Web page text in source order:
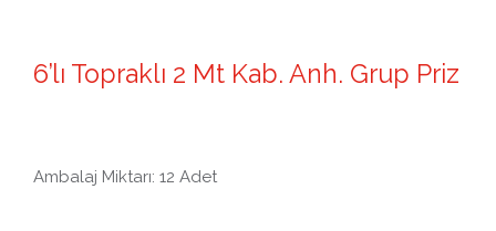
6’lı Topraklı 2 Mt Kab. Anh. Grup Priz
Ambalaj Miktarı: 12 Adet